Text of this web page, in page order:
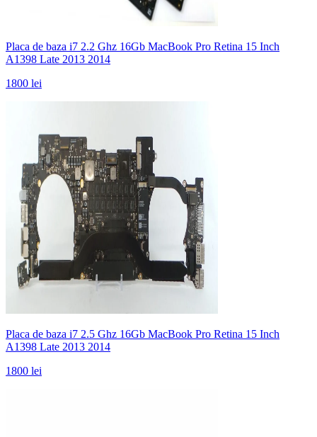
Placa de baza i7 2.2 Ghz 16Gb MacBook Pro Retina 15 Inch
A1398 Late 2013 2014
1800 lei
Placa de baza i7 2.5 Ghz 16Gb MacBook Pro Retina 15 Inch
A1398 Late 2013 2014
1800 lei